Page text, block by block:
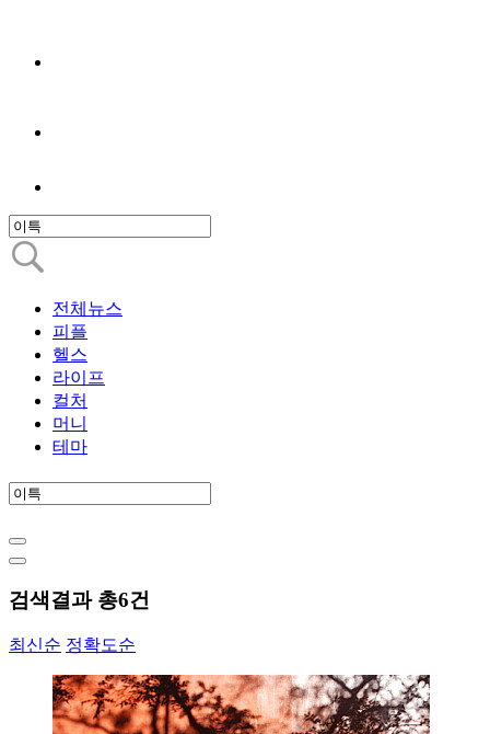
전체뉴스
피플
헬스
라이프
컬처
머니
테마
검색결과 총6건
최신순 정확도순